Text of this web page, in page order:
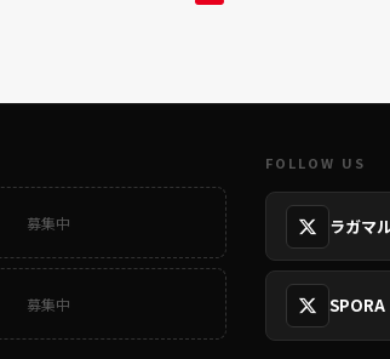
募集中
募集中
FOLLOW US
ラガマ
SPORA